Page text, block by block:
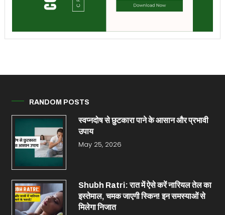
RANDOM POSTS
स्वप्नदोष से छुटकारा पाने के आसान और प्रभावी
उपाय
May 25, 2026
Shubh Ratri: रात में ऐसे करें नारियल तेल का
इस्तेमाल, चमक जाएगी स्किन! इन समस्याओं से
मिलेगा निजात